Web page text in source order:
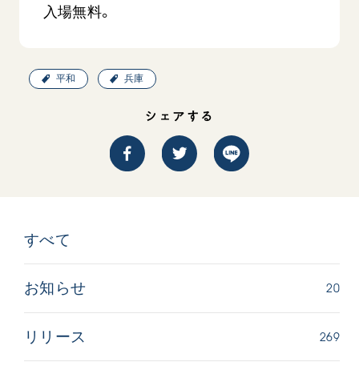
入場無料。
平和 兵庫
シェアする
すべて
お知らせ 20
リリース 269